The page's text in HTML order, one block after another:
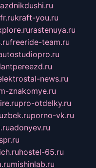
kraft-you.ru
rastenuya.ru
freeride-team.ru
news.ru
znakomye.ru
pro-otdelky.ru
porno-vk.ru
adonyev.ru
hostel-65.ru
mishinlab.ru